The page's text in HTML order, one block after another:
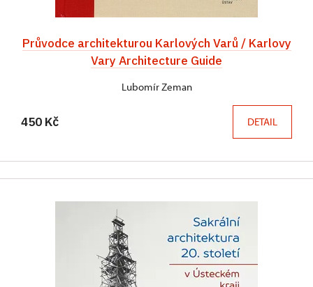
Průvodce architekturou Karlových Varů / Karlovy
Vary Architecture Guide
Lubomír Zeman
450 Kč DETAIL